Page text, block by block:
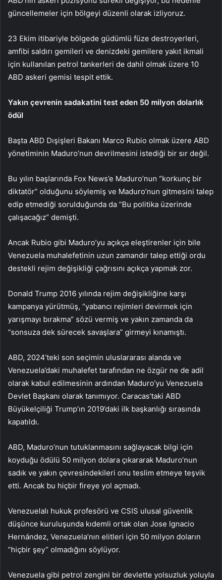
güncellemeler için bölgeyi düzenli olarak izliyoruz.
23 Ekim itibariyle bölgede güdümlü füze destroyerleri,
amfibi saldırı gemileri ve denizdeki gemilere yakıt ikmali
için kullanılan petrol tankerleri de dahil olmak üzere 10
ABD askeri gemisi tespit ettik.
Yakın çevrenin sadakatini test eden 50 milyon dolarlık
ödül
Başta ABD Dışişleri Bakanı Marco Rubio olmak üzere ABD
yönetiminin Maduro’nun devrilmesini istediği bir sır değil.
Bu yılın başlarında Fox News’e Maduro’nun “korkunç bir
diktatör” olduğunu söylemiş ve Maduro’nun gitmesini talep
edip etmediği sorulduğunda da “Bu politika üzerinde
çalışacağız” demişti.
Ancak Rubio gibi Maduro’yu açıkça eleştirenler için bile
Venezuela muhalefetinin uzun zamandır talep ettiği ordu
destekli rejim değişikliği çağrısını açıkça yapmak zor.
Donald Trump 2016 yılında rejim değişikliğine karşı
kampanya yürütmüş, “yabancı rejimleri devirmek için
yarışmayı bırakma” sözü vermiş ve yakın zamanda da
“sonsuza dek sürecek savaşlara” girmeyi kınamıştı.
ABD, 2024’teki son seçimin uluslararası alanda ve
Venezuela’daki muhalefet tarafından ne özgür ne de adil
olarak kabul edilmesinin ardından Maduro’yu Venezuela
Devlet Başkanı olarak tanımıyor. Caracas’taki ABD
Büyükelçiliği Trump’ın 2019’daki ilk başkanlığı sırasında
kapatıldı.
ABD, Maduro’nun tutuklanmasını sağlayacak bilgi için
koyduğu ödülü 50 milyon dolara çıkararak Maduro’nun
sadık ve yakın çevresindekileri onu teslim etmeye teşvik
etti. Ancak bu hiçbir fireye yol açmadı.
Venezuelalı hukuk profesörü ve CSIS ulusal güvenlik
düşünce kuruluşunda kıdemli ortak olan Jose Ignacio
Hernández, Venezuela’nın elitleri için 50 milyon doların
“hiçbir şey” olmadığını söylüyor.
Venezuela gibi petrol zengini bir devlette yolsuzluk yoluyla